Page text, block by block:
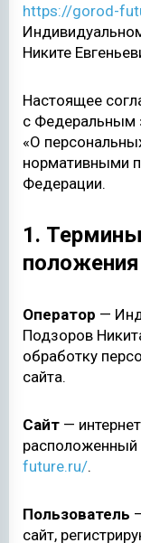
https://gorod-
Никите
Настоящее
с
«О
нормативными
Федерации.
1.
положения
Оператор —
Подзоров
обработку
сайта.
Сайт —
расположенный
future.ru/.
Пользователь
сайт,